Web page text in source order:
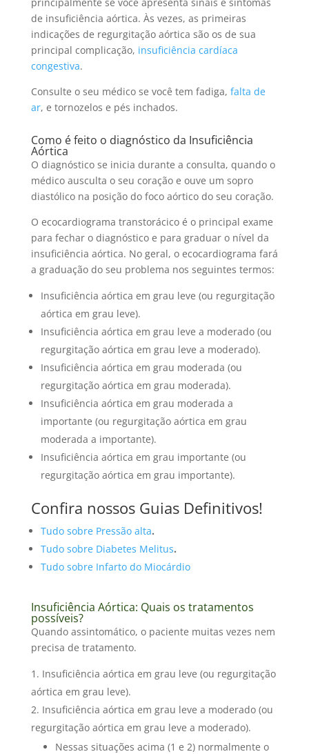
de insuficiência aórtica. Às vezes, as primeiras
indicações de regurgitação aórtica são os de sua
principal complicação, insuficiência cardíaca
congestiva.
Consulte o seu médico se você tem fadiga, falta de
ar, e tornozelos e pés inchados.
Como é feito o diagnóstico da Insuficiência
Aórtica
O diagnóstico se inicia durante a consulta, quando o
médico ausculta o seu coração e ouve um sopro
diastólico na posição do foco aórtico do seu coração.
O ecocardiograma transtorácico é o principal exame
para fechar o diagnóstico e para graduar o nível da
insuficiência aórtica. No geral, o ecocardiograma fará
a graduação do seu problema nos seguintes termos:
Insuficiência aórtica em grau leve (ou regurgitação
aórtica em grau leve).
Insuficiência aórtica em grau leve a moderado (ou
regurgitação aórtica em grau leve a moderado).
Insuficiência aórtica em grau moderada (ou
regurgitação aórtica em grau moderada).
Insuficiência aórtica em grau moderada a
importante (ou regurgitação aórtica em grau
moderada a importante).
Insuficiência aórtica em grau importante (ou
regurgitação aórtica em grau importante).
Confira nossos Guias Definitivos!
Tudo sobre Pressão alta.
Tudo sobre Diabetes Melitus.
Tudo sobre Infarto do Miocárdio
Insuficiência Aórtica: Quais os tratamentos
possíveis?
Quando assintomático, o paciente muitas vezes nem
precisa de tratamento.
Insuficiência aórtica em grau leve (ou regurgitação
aórtica em grau leve).
Insuficiência aórtica em grau leve a moderado (ou
regurgitação aórtica em grau leve a moderado).
Nessas situações acima (1 e 2) normalmente o